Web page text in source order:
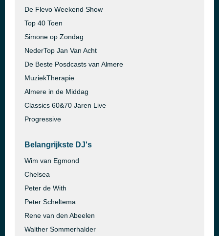
De Flevo Weekend Show
Top 40 Toen
Simone op Zondag
NederTop Jan Van Acht
De Beste Posdcasts van Almere
MuziekTherapie
Almere in de Middag
Classics 60&70 Jaren Live
Progressive
Belangrijkste DJ's
Wim van Egmond
Chelsea
Peter de With
Peter Scheltema
Rene van den Abeelen
Walther Sommerhalder